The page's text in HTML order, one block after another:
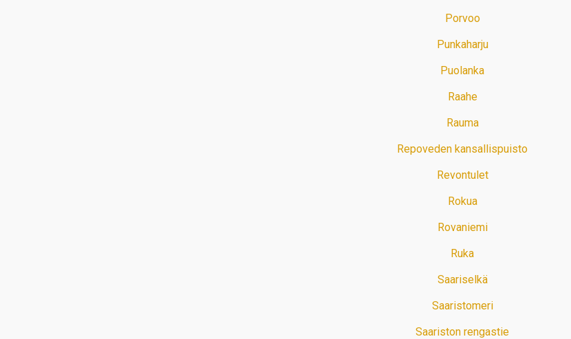
Porvoo
Punkaharju
Puolanka
Raahe
Rauma
Repoveden kansallispuisto
Revontulet
Rokua
Rovaniemi
Ruka
Saariselkä
Saaristomeri
Saariston rengastie